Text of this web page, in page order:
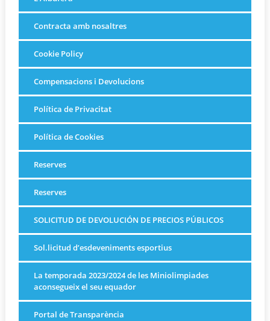
Contracta amb nosaltres
Cookie Policy
Compensacions i Devolucions
Política de Privacitat
Política de Cookies
Reserves
Reserves
SOLICITUD DE DEVOLUCIÓN DE PRECIOS PÚBLICOS
Sol.licitud d’esdeveniments esportius
La temporada 2023/2024 de les Miniolimpiades
aconsegueix el seu equador
Portal de Transparència